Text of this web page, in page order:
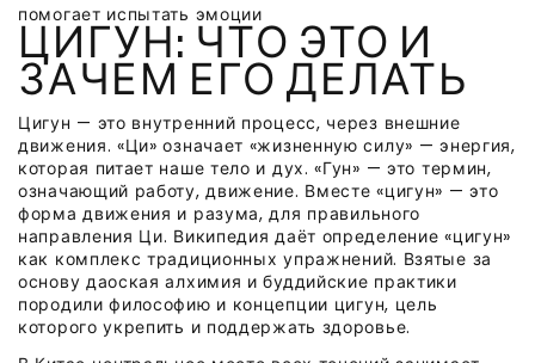
помогает испытать эмоции
ЦИГУН: ЧТО ЭТО И
ЗАЧЕМ ЕГО ДЕЛАТЬ
Цигун — это внутренний процесс, через внешние
движения. «Ци» означает «жизненную силу» — энергия,
которая питает наше тело и дух. «Гун» — это термин,
означающий работу, движение. Вместе «цигун» — это
форма движения и разума, для правильного
направления Ци. Википедия даёт определение «цигун»
как комплекс традиционных упражнений. Взятые за
основу даоская алхимия и буддийские практики
породили философию и концепции цигун, цель
которого укрепить и поддержать здоровье.